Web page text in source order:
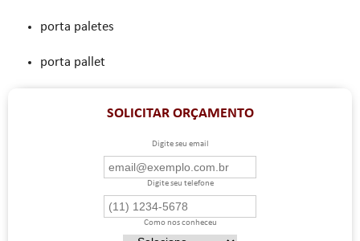
porta paletes
porta pallet
SOLICITAR ORÇAMENTO
Digite seu email
Digite seu telefone
Como nos conheceu